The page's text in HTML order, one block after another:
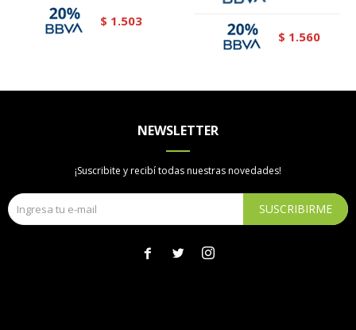
$ 1.503
$ 1.560
NEWSLETTER
¡Suscribite y recibí todas nuestras novedades!
SUSCRIBIRME
  